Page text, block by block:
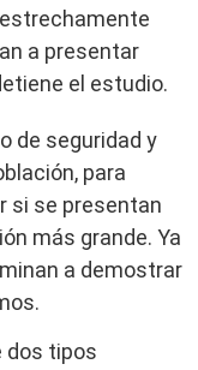
a presentar
el estudio.
de seguridad y
para
si se presentan
más grande. Ya
a demostrar
dos tipos